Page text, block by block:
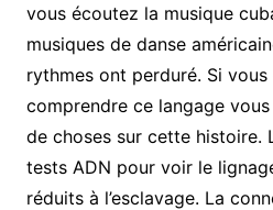
vous écoutez la musique
musiques de danse
rythmes ont perduré. Si
comprendre ce langage
de choses sur cette histoire.
tests ADN pour voir le
réduits à l’esclavage. La